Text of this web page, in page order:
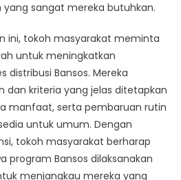
sangat mereka butuhkan.
ini, tokoh masyarakat meminta
untuk meningkatkan
distribusi Bansos. Mereka
dan kriteria yang jelas ditetapkan
manfaat, serta pembaruan rutin
untuk umum. Dengan
tokoh masyarakat berharap
program Bansos dilaksanakan
menjangkau mereka yang